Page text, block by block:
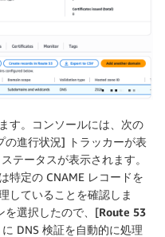
す。コンソールには、次の
の進行状況] トラッカーが表
テータスが表示されます。
特定の CNAME レコードを
していることを確認しま
を選択したので、[Route 53
DNS 検証を自動的に処理